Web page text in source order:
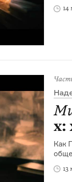
14
х:
Как
13